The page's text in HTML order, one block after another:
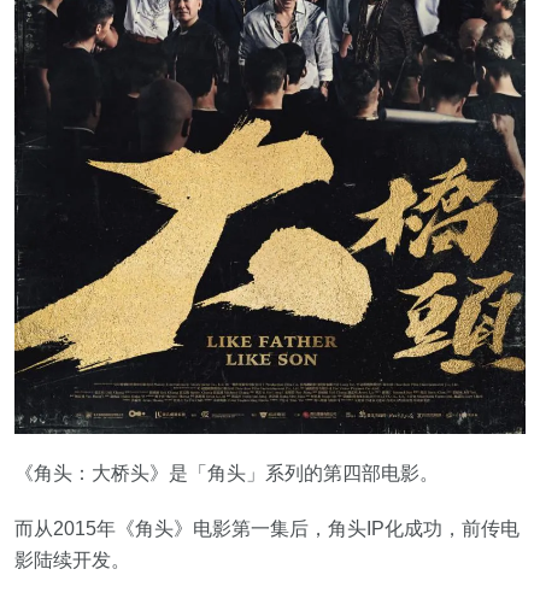
《角头：大桥头》是「角头」系列的第四部电影。
而从2015年《角头》电影第一集后，角头IP化成功，前传电
影陆续开发。